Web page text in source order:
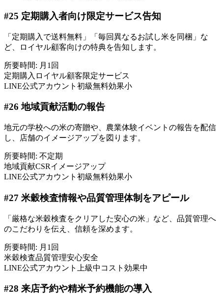
#25 定期購入者向け限定サービス告知
「定期購入で送料無料」「毎回異なるお試し米を同梱」な
ど、ロイヤル顧客向けの特典を告知します。
所要時間: 月1回
定期購入 ロイヤル顧客限定サービス
LINE公式アカウント 初級無料効果小
#26 地域貢献活動の報告
地元の学校への米の寄贈や、農業体験イベントの報告を配信
し、店舗のイメージアップを図ります。
所要時間: 不定期
地域貢献CSRイメージアップ
LINE公式アカウント 初級無料効果小
#27 米穀検査情報や品質管理体制をアピール
「厳格な米穀検査をクリアした安心の米」など、品質管理へ
のこだわりを伝え、信頼を深めます。
所要時間: 月1回
米穀検査品質管理安心安全
LINE公式アカウント
上級中コスト 効果中
#28 来店予約や精米予約機能の導入